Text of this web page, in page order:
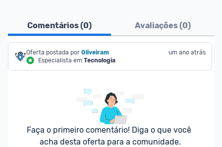
Comentários (0) Avaliações (0)
Oferta postada por Oliveiram
Especialista em Tecnologia
um ano atrás
Faça o primeiro comentário! Diga o que você
acha desta oferta para a comunidade.